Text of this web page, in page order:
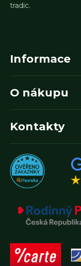
tradic.
Informace
O nákupu
Kontakty